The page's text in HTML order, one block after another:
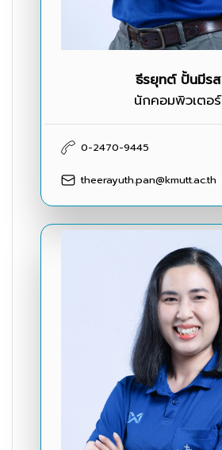
ธีรยุทต์ ปั้นมีรส
นักคอมพิวเตอร์
0-2470-9445
theerayuth.pan@kmutt.ac.th